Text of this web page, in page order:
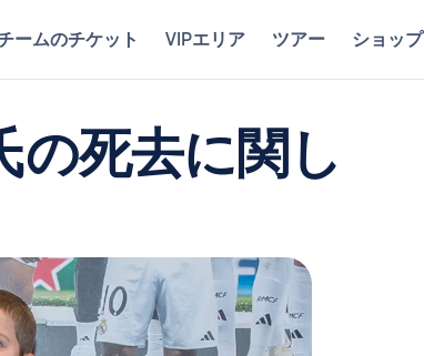
ームのチケット VIPエリア ツアー ショップ
の死去に関し